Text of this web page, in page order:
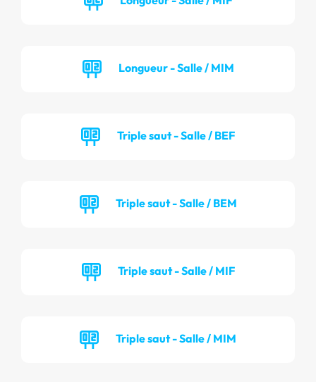
Longueur - Salle / MIM
Triple saut - Salle / BEF
Triple saut - Salle / BEM
Triple saut - Salle / MIF
Triple saut - Salle / MIM